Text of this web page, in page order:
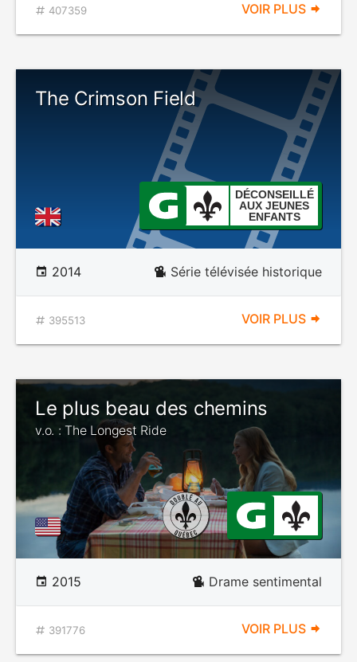
407359 VOIR PLUS
The Crimson Field
DÉCONSEILLÉ
AUX JEUNES
ENFANTS
2014 Série télévisée historique
395513 VOIR PLUS
Le plus beau des chemins
v.o. : The Longest Ride
2015 Drame sentimental
391776 VOIR PLUS